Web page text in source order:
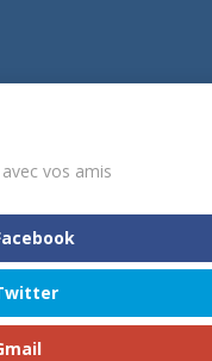
ET POLITIQUE DE
vos amis